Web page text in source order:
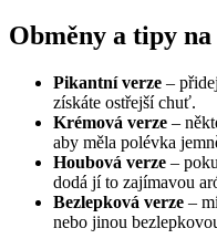
Obměny a tipy
Pikantní verze –
získáte ostřejší chuť.
Krémová verze –
aby měla polévka
Houbová verze –
dodá jí to zajímavou
Bezlepková verze –
nebo jinou